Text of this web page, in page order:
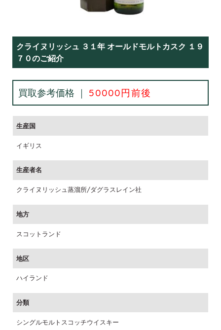
クライヌリッシュ ３１年 オールドモルトカスク １９
７０のご紹介
買取参考価格 ｜ 50000円前後
生産国
イギリス
生産者名
クライヌリッシュ蒸溜所/ダグラスレイン社
地方
スコットランド
地区
ハイランド
分類
シングルモルトスコッチウイスキー